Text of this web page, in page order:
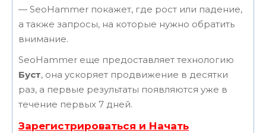
— SeoHammer покажет, где рост или падение,
а также запросы, на которые нужно обратить
внимание.
SeoHammer еще предоставляет технологию
Буст, она ускоряет продвижение в десятки
раз, а первые результаты появляются уже в
течение первых 7 дней.
Зарегистрироваться и Начать